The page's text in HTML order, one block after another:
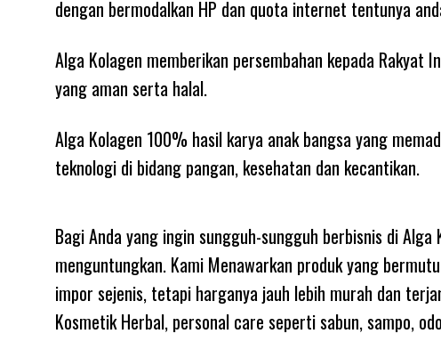
dengan bermodalkan HP dan quota internet tentunya
Alga Kolagen memberikan persembahan kepada
yang aman serta halal.
Alga Kolagen 100% hasil karya anak bangsa yang
teknologi di bidang pangan, kesehatan dan kecantikan.
Bagi Anda yang ingin sungguh-sungguh berbisnis di
menguntungkan. Kami Menawarkan produk yang
impor sejenis, tetapi harganya jauh lebih murah dan
Kosmetik Herbal, personal care seperti sabun, sampo,